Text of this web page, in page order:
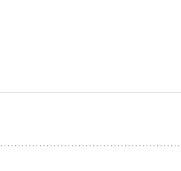
КонтактыНовости
Контроль и аудит